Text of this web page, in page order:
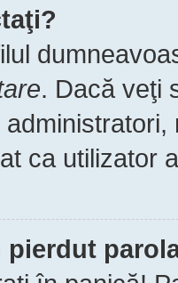
. Dacă veţi
ca utilizator
pierdut